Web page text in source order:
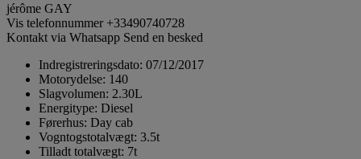
jérôme GAY
Vis telefonnummer +33490740728
Kontakt via Whatsapp Send en besked
Indregistreringsdato: 07/12/2017
Motorydelse: 140
Slagvolumen: 2.30L
Energitype: Diesel
Førerhus: Day cab
Vogntogstotalvægt: 3.5t
Tilladt totalvægt: 7t